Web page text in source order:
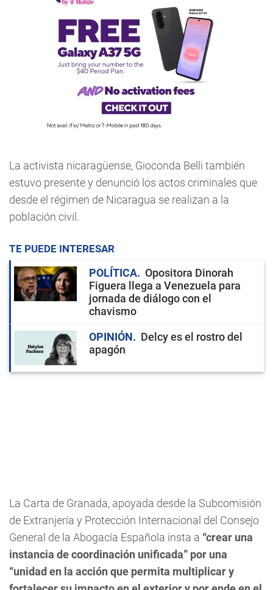
La activista nicaragüense, Gioconda Belli también
estuvo presente y denunció los actos criminales que
desde el régimen de Nicaragua se realizan a la
población civil.
TE PUEDE INTERESAR
POLÍTICA
Opositora Dinorah
Figuera llega a Venezuela para
jornada de diálogo con el
chavismo
OPINIÓN
Delcy es el rostro del
apagón
La Carta de Granada, apoyada desde la Subcomisión
de Extranjería y Protección Internacional del Consejo
General de la Abogacía Española insta a “crear una
instancia de coordinación unificada” por una
“unidad en la acción que permita multiplicar y